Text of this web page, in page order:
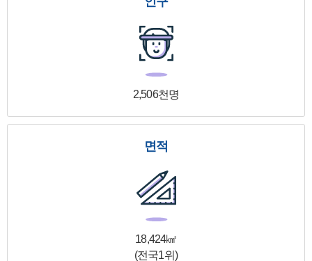
2,506천명
면적
18,424㎢
(전국1위)